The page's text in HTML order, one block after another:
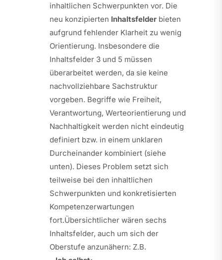
inhaltlichen Schwerpunkten vor. Die
neu konzipierten Inhaltsfelderbieten
aufgrund fehlender Klarheit zu wenig
Orientierung. Insbesondere die
Inhaltsfelder 3 und 5 müssen
überarbeitet werden, da sie keine
nachvollziehbare Sachstruktur
vorgeben. Begriffe wie Freiheit,
Verantwortung, Werteorientierung und
Nachhaltigkeit werden nicht eindeutig
definiert bzw. in einem unklaren
Durcheinander kombiniert (siehe
unten). Dieses Problem setzt sich
teilweise bei den inhaltlichen
Schwerpunkten und konkretisierten
Kompetenzerwartungen
fort.Übersichtlicher wären sechs
Inhaltsfelder, auch um sich der
Oberstufe anzunähern: Z.B.